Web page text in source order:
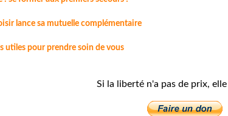
lance sa mutuelle complémentaire
utiles pour prendre soin de vous
Si la liberté n'a pas de prix,